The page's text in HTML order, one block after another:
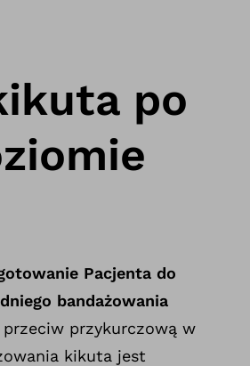
po
Pacjenta do
bandażowania
przykurczową w
kikuta jest